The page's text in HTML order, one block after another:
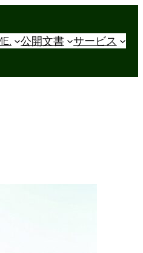
公開文書 サービス
ップ：
イトを